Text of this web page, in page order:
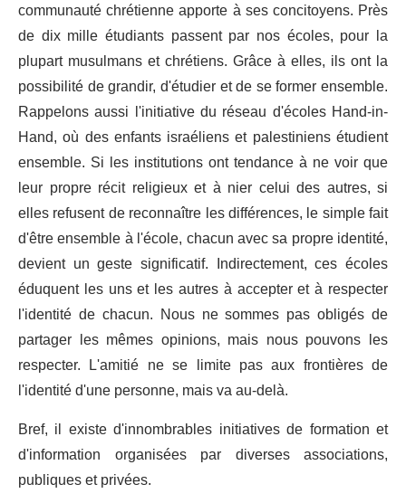
communauté chrétienne apporte à ses concitoyens. Près
de dix mille étudiants passent par nos écoles, pour la
plupart musulmans et chrétiens. Grâce à elles, ils ont la
possibilité de grandir, d'étudier et de se former ensemble.
Rappelons aussi l'initiative du réseau d'écoles Hand-in-
Hand, où des enfants israéliens et palestiniens étudient
ensemble. Si les institutions ont tendance à ne voir que
leur propre récit religieux et à nier celui des autres, si
elles refusent de reconnaître les différences, le simple fait
d'être ensemble à l'école, chacun avec sa propre identité,
devient un geste significatif. Indirectement, ces écoles
éduquent les uns et les autres à accepter et à respecter
l'identité de chacun. Nous ne sommes pas obligés de
partager les mêmes opinions, mais nous pouvons les
respecter. L'amitié ne se limite pas aux frontières de
l'identité d'une personne, mais va au-delà.
Bref, il existe d'innombrables initiatives de formation et
d'information organisées par diverses associations,
publiques et privées.